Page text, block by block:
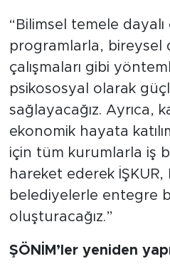
“Bilimsel temele
programlarla, bireysel
çalışmaları gibi
psikososyal olarak
sağlayacağız. Ayrıca,
ekonomik hayata
için tüm kurumlarla iş
hareket ederek İŞKUR,
belediyelerle entegre
oluşturacağız.”
ŞÖNİM’ler yeniden